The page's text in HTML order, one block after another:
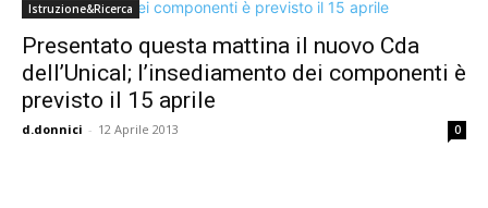
Istruzione&Ricerca
Presentato questa mattina il nuovo Cda
dell’Unical; l’insediamento dei componenti è
previsto il 15 aprile
d.donnici - 12 Aprile 2013 0